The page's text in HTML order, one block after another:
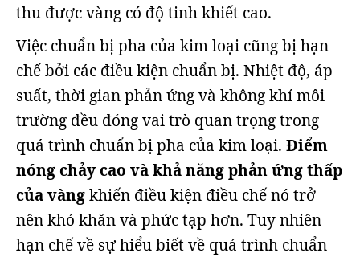
thu được vàng có độ tinh khiết cao.
Việc chuẩn bị pha của kim loại cũng bị hạn
chế bởi các điều kiện chuẩn bị. Nhiệt độ, áp
suất, thời gian phản ứng và không khí môi
trường đều đóng vai trò quan trọng trong
quá trình chuẩn bị pha của kim loại. Điểm
nóng chảy cao và khả năng phản ứng thấp
của vàngkhiến điều kiện điều chế nó trở
nên khó khăn và phức tạp hơn. Tuy nhiên
hạn chế về sự hiểu biết về quá trình chuẩn